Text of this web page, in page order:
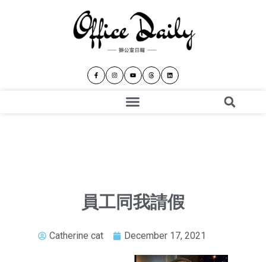
員工同我請假
Catherine cat December 17, 2021